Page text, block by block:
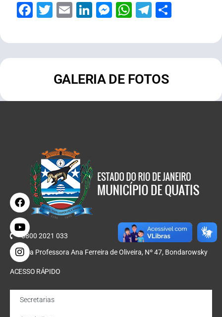
Facebook
Twitter
EmailLinkedIn
Messenger
WhatsApp
Telegram
GALERIA DE FOTOS
0800 2021 033
Rua Professora Ana Ferreira de Oliveira, Nº 47, Bondarowsky
ACESSO RÁPIDO
Secretarias